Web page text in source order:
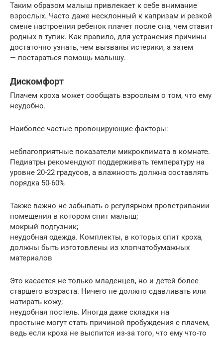
Таким образом малыш привлекает к себе внимание
взрослых. Часто даже несклонный к капризам и резкой
смене настроения ребенок плачет после сна, чем ставит
родных в тупик. Как правило, для устранения причины
достаточно узнать, чем вызваны истерики, а затем
— постараться помощь малышу.
Дискомфорт
Плачем кроха может сообщать взрослым о том, что ему
неудобно.
Наиболее частые провоцирующие факторы:
неблагоприятные показатели микроклимата в комнате.
Педиатры рекомендуют поддерживать температуру на
уровне 20-22 градусов, а влажность должна составлять
порядка 50-60%
Также важно не забывать о регулярном проветривании
помещения в котором спит малыш;
мокрый подгузник;
неудобная одежда. Комплекты, в которых спит кроха,
должны быть изготовлены из хлопчатобумажных
материалов
Это касается не только младенцев, но и детей более
старшего возраста. Ничего не должно сдавливать или
натирать кожу;
неудобная постель. Иногда даже складки на
простыне могут стать причиной пробуждения с плачем,
ведь если кроха не выспится из-за того, что ему что-то